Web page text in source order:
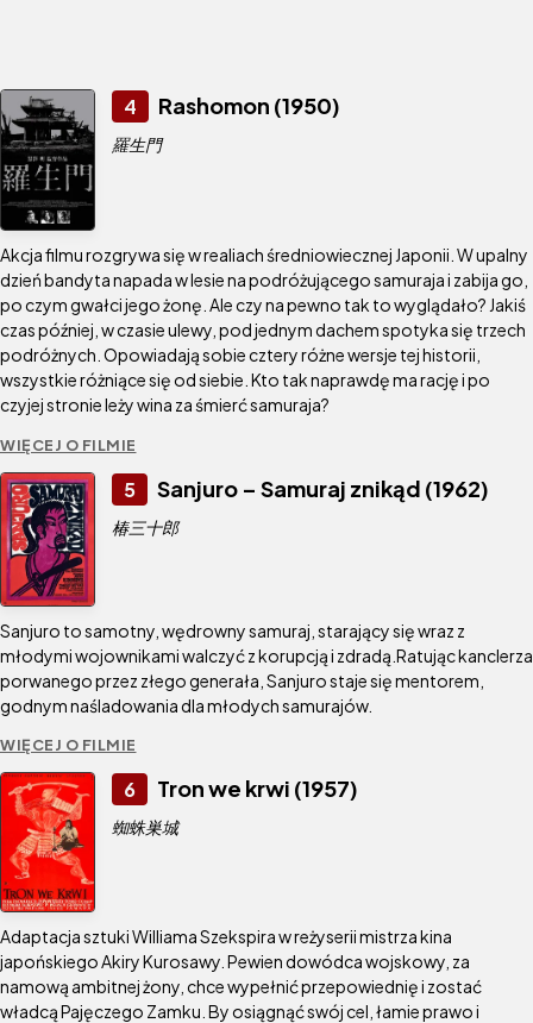
4 Rashomon (1950)
羅生門
Akcja filmu rozgrywa się w realiach średniowiecznej Japonii. W upalny
dzień bandyta napada w lesie na podróżującego samuraja i zabija go,
po czym gwałci jego żonę. Ale czy na pewno tak to wyglądało? Jakiś
czas później, w czasie ulewy, pod jednym dachem spotyka się trzech
podróżnych. Opowiadają sobie cztery różne wersje tej historii,
wszystkie różniące się od siebie. Kto tak naprawdę ma rację i po
czyjej stronie leży wina za śmierć samuraja?
WIĘCEJ O FILMIE
5 Sanjuro – Samuraj znikąd (1962)
椿三十郎
Sanjuro to samotny, wędrowny samuraj, starający się wraz z
młodymi wojownikami walczyć z korupcją i zdradą.Ratując kanclerza
porwanego przez złego generała, Sanjuro staje się mentorem,
godnym naśladowania dla młodych samurajów.
WIĘCEJ O FILMIE
6 Tron we krwi (1957)
蜘蛛巣城
Adaptacja sztuki Williama Szekspira w reżyserii mistrza kina
japońskiego Akiry Kurosawy. Pewien dowódca wojskowy, za
namową ambitnej żony, chce wypełnić przepowiednię i zostać
władcą Pajęczego Zamku. By osiągnąć swój cel, łamie prawo i